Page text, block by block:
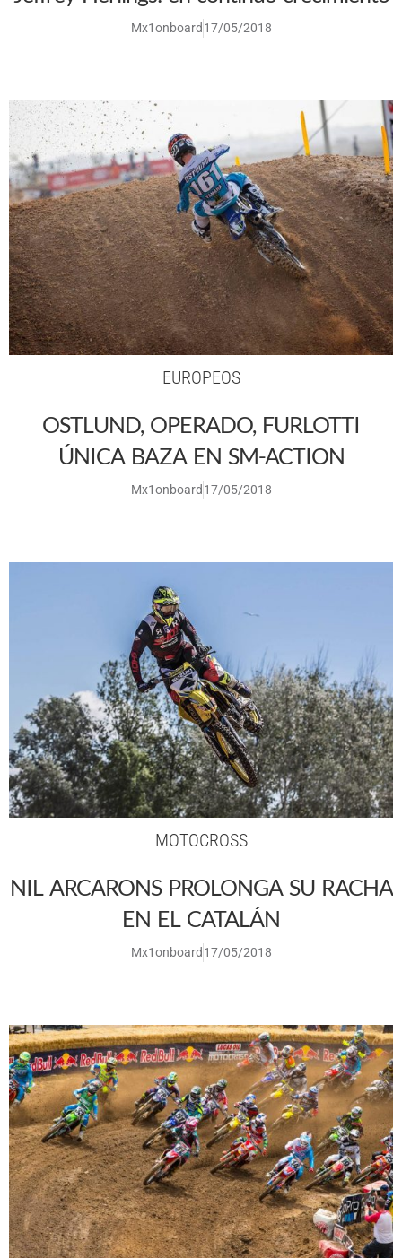
Mx1onboard17/05/2018
EUROPEOS
OSTLUND, OPERADO, FURLOTTI
ÚNICA BAZA EN SM-ACTION
Mx1onboard 17/05/2018
MOTOCROSS
NIL ARCARONS PROLONGA SU RACHA
EN EL CATALÁN
Mx1onboard 17/05/2018